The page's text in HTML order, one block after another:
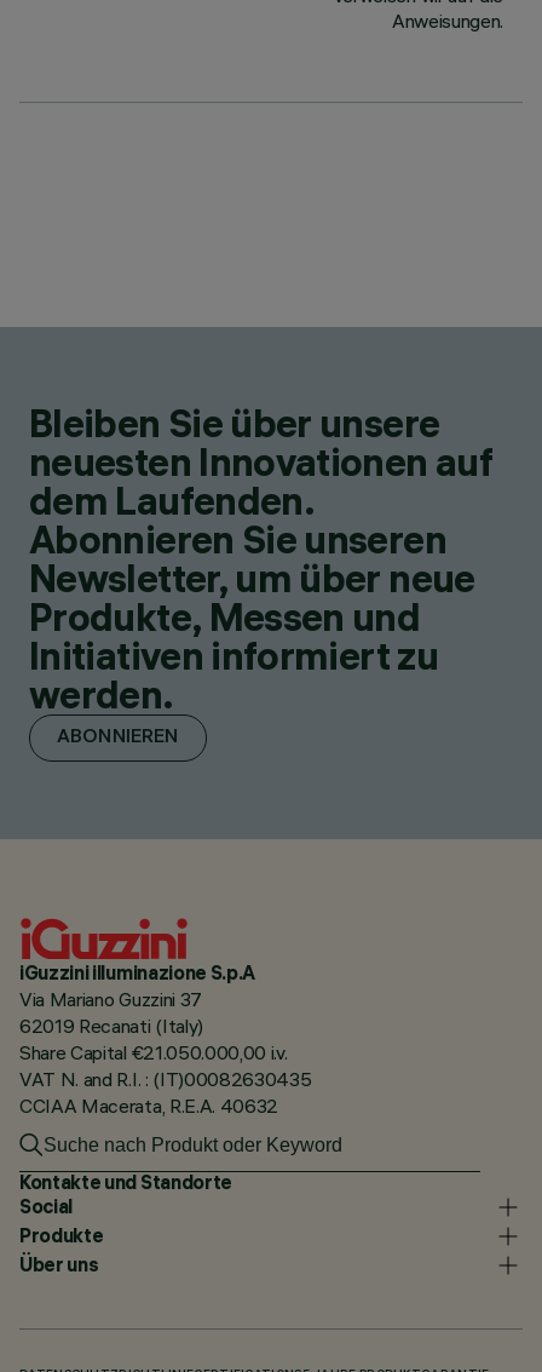
Anweisungen.
Bleiben Sie über unsere
neuesten Innovationen auf
dem Laufenden.
Abonnieren Sie unseren
Newsletter, um über neue
Produkte, Messen und
Initiativen informiert zu
werden.
ABONNIEREN
iGuzzini illuminazione S.p.A
Via Mariano Guzzini 37
62019 Recanati (Italy)
Share Capital €21.050.000,00 i.v.
VAT N. and R.I. : (IT)00082630435
CCIAA Macerata, R.E.A. 40632
Kontakte und Standorte
Social
Produkte
Über uns